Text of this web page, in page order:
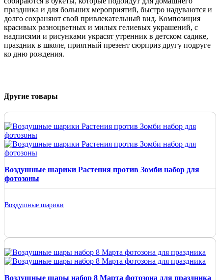
праздника и для больших мероприятий, быстро надуваются и
долго сохраняют свой привлекательный вид. Композиция
красивых разноцветных и милых гелиевых украшений, с
надписями и рисунками украсят утренник в детском садике,
праздник в школе, приятный презент сюрприз другу подруге
ко дню рождения.
Другие товары
Воздушные шарики Растения против Зомби набор для
фотозоны
Воздушные шарики
Воздушные шары набор 8 Марта фотозона для праздника